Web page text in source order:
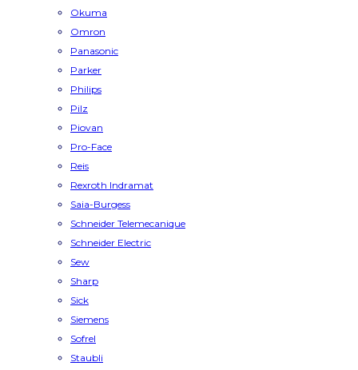
Okuma
Omron
Panasonic
Parker
Philips
Pilz
Piovan
Pro-Face
Reis
Rexroth Indramat
Saia-Burgess
Schneider Telemecanique
Schneider Electric
Sew
Sharp
Sick
Siemens
Sofrel
Staubli